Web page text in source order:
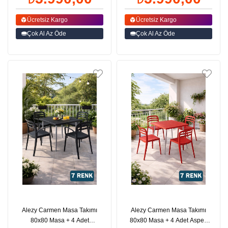
Ücretsiz Kargo
Çok Al Az Öde
Ücretsiz Kargo
Çok Al Az Öde
Alezy Carmen Masa Takımı
80x80 Masa + 4 Adet
Alezy Carmen Masa Takımı
80x80 Masa + 4 Adet Aspen